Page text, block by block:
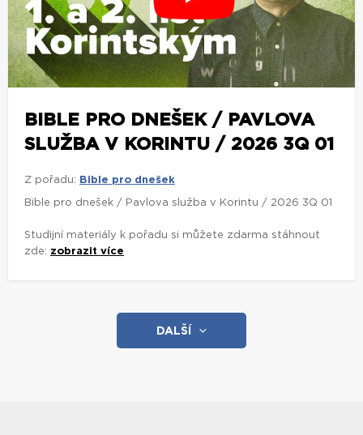
BIBLE PRO DNEŠEK / PAVLOVA
SLUŽBA V KORINTU / 2026 3Q 01
Z pořadu: Bible pro dnešek
Bible pro dnešek / Pavlova služba v Korintu / 2026 3Q 01
Studijní materiály k pořadu si můžete zdarma stáhnout
zde: zobrazit více
DALŠÍ